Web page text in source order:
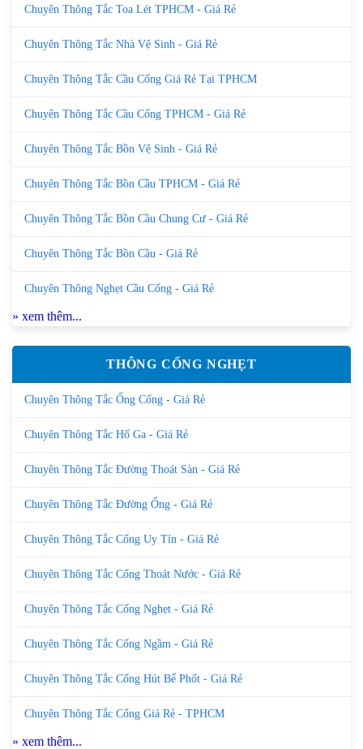
Chuyên Thông Tắc Toa Lét TPHCM - Giá Rẻ
Chuyên Thông Tắc Nhà Vệ Sinh - Giá Rẻ
Chuyên Thông Tắc Cầu Cống Giá Rẻ Tại TPHCM
Chuyên Thông Tắc Cầu Cống TPHCM - Giá Rẻ
Chuyên Thông Tắc Bồn Vệ Sinh - Giá Rẻ
Chuyên Thông Tắc Bồn Cầu TPHCM - Giá Rẻ
Chuyên Thông Tắc Bồn Cầu Chung Cư - Giá Rẻ
Chuyên Thông Tắc Bồn Cầu - Giá Rẻ
Chuyên Thông Nghẹt Cầu Cống - Giá Rẻ
» xem thêm...
THÔNG CỐNG NGHẸT
Chuyên Thông Tắc Ống Cống - Giá Rẻ
Chuyên Thông Tắc Hố Ga - Giá Rẻ
Chuyên Thông Tắc Đường Thoát Sàn - Giá Rẻ
Chuyên Thông Tắc Đường Ống - Giá Rẻ
Chuyên Thông Tắc Cống Uy Tín - Giá Rẻ
Chuyên Thông Tắc Cống Thoát Nước - Giá Rẻ
Chuyên Thông Tắc Cống Nghẹt - Giá Rẻ
Chuyên Thông Tắc Cống Ngầm - Giá Rẻ
Chuyên Thông Tắc Cống Hút Bể Phốt - Giá Rẻ
Chuyên Thông Tắc Cống Giá Rẻ - TPHCM
» xem thêm...